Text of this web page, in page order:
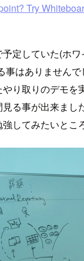
Try
定していた(ホ
事はありません
り取りのデモを
る事が出来まし
してみたいとこ